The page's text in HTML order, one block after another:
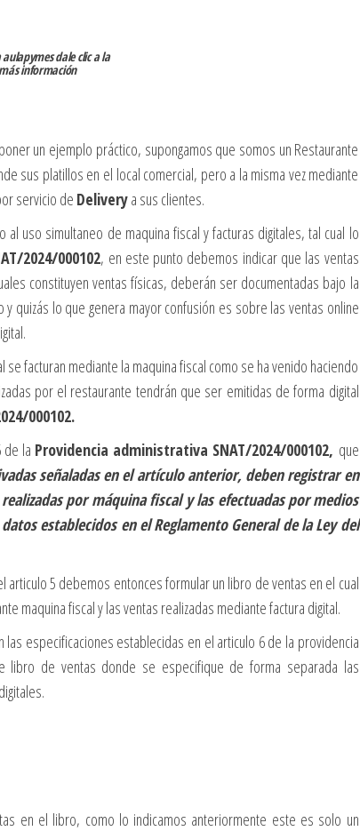
dale clic a la
información
un ejemplo práctico, supongamos que somos un Restaurante
sus platillos en el local comercial, pero a la misma vez mediante
servicio de Deliverya sus clientes.
uso simultaneo de maquina fiscal y facturas digitales, tal cual lo
2024/000102, en este punto debemos indicar que las ventas
constituyen ventas físicas, deberán ser documentadas bajo la
quizás lo que genera mayor confusión es sobre las ventas online
facturan mediante la maquina fiscal como se ha venido haciendo
por el restaurante tendrán que ser emitidas de forma digital
000102.
la Providencia administrativa SNAT/2024/000102, que
señaladas en el artículo anterior, deben registrar en
por máquina fiscal y las efectuadas por medios
establecidos en el Reglamento General de la Ley del
5 debemos entonces formular un libro de ventas en el cual
maquina fiscal y las ventas realizadas mediante factura digital.
especificaciones establecidas en el articulo 6 de la providencia
libro de ventas donde se especifique de forma separada las
en el libro, como lo indicamos anteriormente este es solo un